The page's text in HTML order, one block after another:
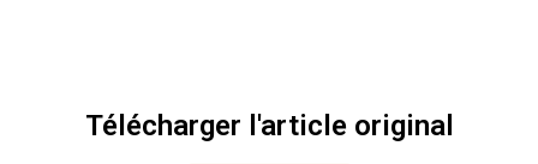
Télécharger l'article original